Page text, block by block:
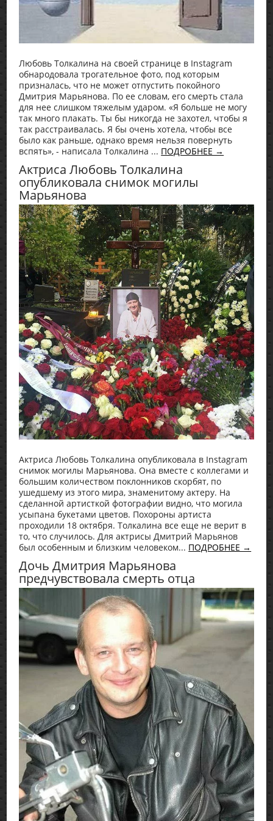
Любовь Толкалина на своей странице в Instagram
обнародовала трогательное фото, под которым
призналась, что не может отпустить покойного
Дмитрия Марьянова. По ее словам, его смерть стала
для нее слишком тяжелым ударом. «Я больше не могу
так много плакать. Ты бы никогда не захотел, чтобы я
так расстраивалась. Я бы очень хотела, чтобы все
было как раньше, однако время нельзя повернуть
вспять», - написала Толкалина ... ПОДРОБНЕЕ →
Актриса Любовь Толкалина
опубликовала снимок могилы
Марьянова
Актриса Любовь Толкалина опубликовала в Instagram
снимок могилы Марьянова. Она вместе с коллегами и
большим количеством поклонников скорбят, по
ушедшему из этого мира, знаменитому актеру. На
сделанной артисткой фотографии видно, что могила
усыпана букетами цветов. Похороны артиста
проходили 18 октября. Толкалина все еще не верит в
то, что случилось. Для актрисы Дмитрий Марьянов
был особенным и близким человеком... ПОДРОБНЕЕ →
Дочь Дмитрия Марьянова
предчувствовала смерть отца